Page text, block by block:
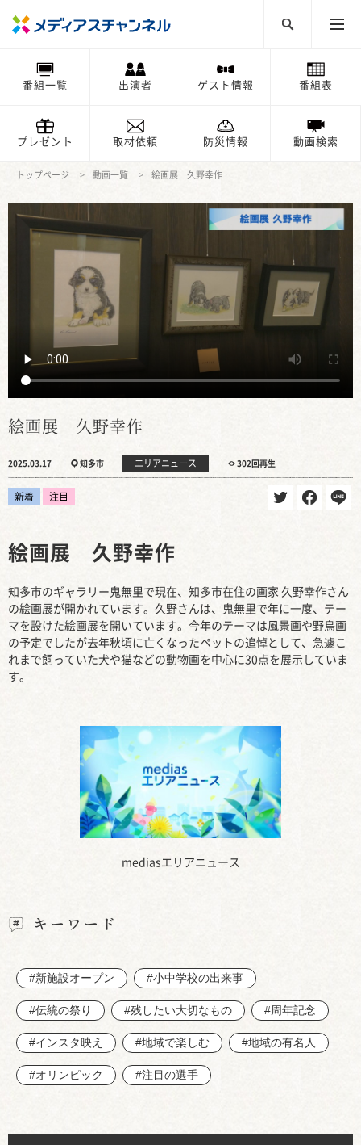
番組一覧 出演者 ゲスト情報 番組表
プレゼント 取材依頼 防災情報 動画検索
トップページ 動画一覧 絵画展 久野幸作
絵画展 久野幸作
2025.03.17 知多市 エリアニュース 302回再生
新着 注目
mediasエリアニュース
絵画展 久野幸作
知多市のギャラリー鬼無里で現在、知多市在住の画家 久野幸作さん
の絵画展が開かれています。久野さんは、鬼無里で年に一度、テー
マを設けた絵画展を開いています。今年のテーマは風景画や野鳥画
の予定でしたが去年秋頃に亡くなったペットの追悼として、急遽こ
れまで飼っていた犬や猫などの動物画を中心に30点を展示していま
す。
キーワード
#新施設オープン #小中学校の出来事
#伝統の祭り #残したい大切なもの #周年記念
#インスタ映え #地域で楽しむ #地域の有名人
#オリンピック #注目の選手